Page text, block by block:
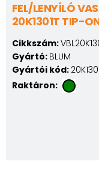
FEL/LENYÍLÓ
20K1301T TIP-
Cikkszám:
Gyártó: BLUM
Gyártói kód:
Raktáron: